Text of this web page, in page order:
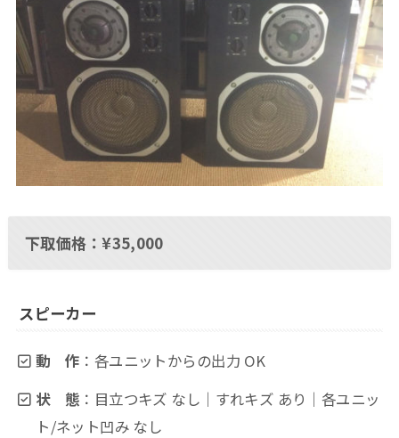
下取価格：¥35,000
スピーカー
動 作 ：各ユニットからの出力 OK
状 態 ：目立つキズ なし｜すれキズ あり｜各ユニッ
ト/ネット凹み なし